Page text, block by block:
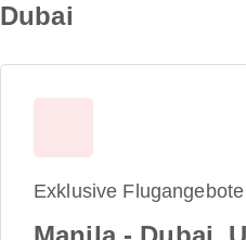
Dubai
Exklusive Flugangebote